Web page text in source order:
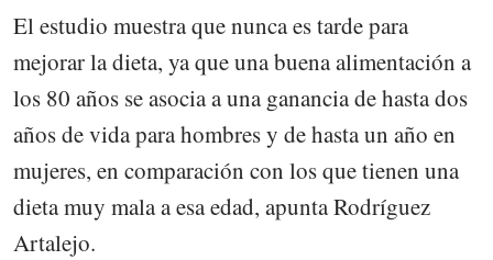
El estudio muestra que nunca es tarde para
mejorar la dieta, ya que una buena alimentación a
los 80 años se asocia a una ganancia de hasta dos
años de vida para hombres y de hasta un año en
mujeres, en comparación con los que tienen una
dieta muy mala a esa edad, apunta Rodríguez
Artalejo.